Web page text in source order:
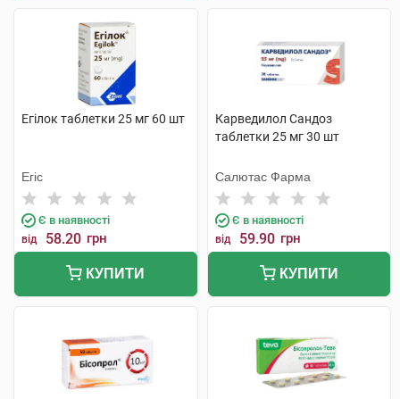
Егілок таблетки 25 мг 60 шт
Егіс
Є в наявності
від 58.20 грн
КУПИТИ
Карведилол Сандоз
таблетки 25 мг 30 шт
Салютас Фарма
Є в наявності
від 59.90 грн
КУПИТИ